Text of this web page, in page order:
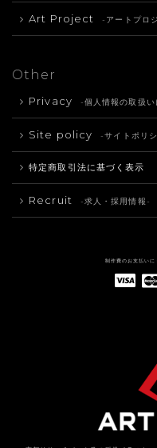
Art Project -アートプロ
Other
Privacy -個人情報の取扱い
Site policy -サイトポリ
特定商取引法に基づく表示
Recruit -求人・採用情報-
制作費のお支払いに